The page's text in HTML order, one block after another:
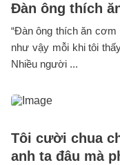
Đàn ông thích
“Đàn ông thích ăn cơm
như vậy mỗi khi tôi
Nhiều người ...
Tôi cười chua
anh ta đâu mà